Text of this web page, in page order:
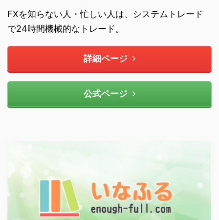
FXを知らない人・忙しい人は、システムトレード
で24時間機械的なトレード。
詳細ページ
公式ページ